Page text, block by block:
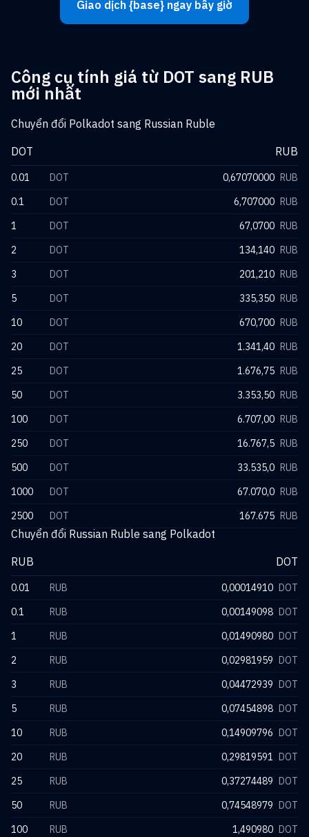
Giao dịch {base} ngay bây giờ
Công cụ tính giá từ DOT sang RUB
mới nhất
Chuyển đổi Polkadot sang Russian Ruble
DOT
RUB
0.01 DOT 0,67070000 RUB
0.1
DOT 6,707000 RUB
1
DOT 67,0700 RUB
2
DOT 134,140 RUB
3
DOT 201,210 RUB
5
DOT 335,350 RUB
10
DOT 670,700 RUB
20
DOT 1.341,40 RUB
25
DOT 1.676,75 RUB
50
DOT 3.353,50 RUB
100
DOT 6.707,00 RUB
250
DOT 16.767,5 RUB
500
DOT 33.535,0 RUB
1000
DOT 67.070,0 RUB
2500
DOT 167.675 RUB
Chuyển đổi Russian Ruble sang Polkadot
RUB
DOT
0.01 RUB 0,00014910 DOT
0.1
RUB 0,00149098 DOT
1
RUB 0,01490980 DOT
2
RUB 0,02981959 DOT
3
RUB 0,04472939 DOT
5
RUB 0,07454898 DOT
10
RUB 0,14909796 DOT
20
RUB 0,29819591 DOT
25
RUB 0,37274489 DOT
50
RUB 0,74548979 DOT
100
RUB 1,490980 DOT